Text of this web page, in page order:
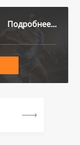
Подробнее...